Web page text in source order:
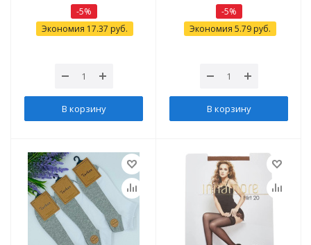
-5%
Экономия 17.37 руб.
В корзину
-5%
Экономия 5.79руб.
В корзину